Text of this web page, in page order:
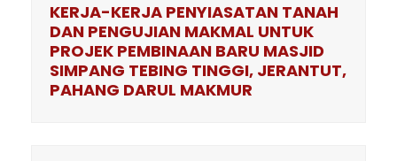
KERJA-KERJA PENYIASATAN TANAH
DAN PENGUJIAN MAKMAL UNTUK
PROJEK PEMBINAAN BARU MASJID
SIMPANG TEBING TINGGI, JERANTUT,
PAHANG DARUL MAKMUR